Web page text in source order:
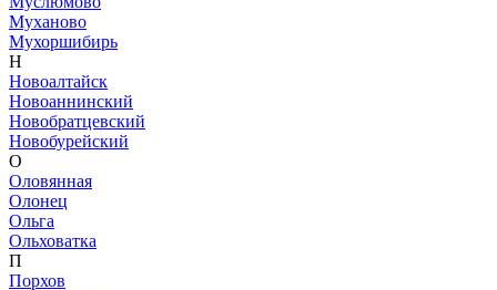
Муханово
Мухоршибирь
Н
Новоалтайск
Новоаннинский
Новобратцевский
Новобурейский
О
Оловянная
Олонец
Ольга
Ольховатка
П
Порхов